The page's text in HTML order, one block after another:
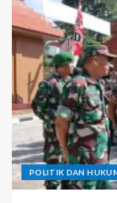
POLITIK DAN